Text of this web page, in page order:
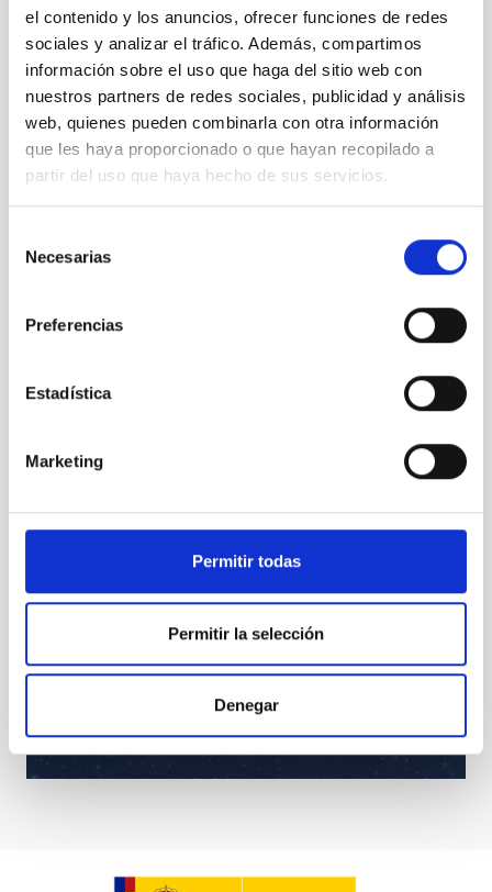
el contenido y los anuncios, ofrecer funciones de redes
sociales y analizar el tráfico. Además, compartimos
información sobre el uso que haga del sitio web con
nuestros partners de redes sociales, publicidad y análisis
web, quienes pueden combinarla con otra información
que les haya proporcionado o que hayan recopilado a
partir del uso que haya hecho de sus servicios.
Necesarias
Preferencias
Estadística
Marketing
Permitir todas
Permitir la selección
Denegar
Comparativa de galaxias enanas
superficie de Venus. Las capas y vientos de su
Cúmulos Galácticos. Imagen parcial del Cúmulo de
Galaxias de Virgo